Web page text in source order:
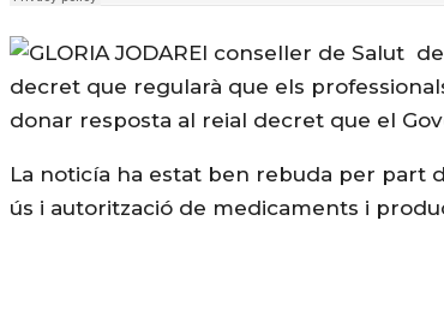
El conseller de Salut
decret que regularà que els
donar resposta al reial decret que el
La noticía ha estat ben rebuda per part
ús i autorització de medicaments i